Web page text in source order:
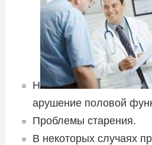
Н
арушение половой
Проблемы старения.
В некоторых случаях